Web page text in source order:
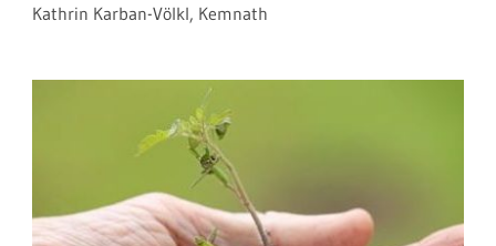
Kathrin Karban-Völkl, Kemnath